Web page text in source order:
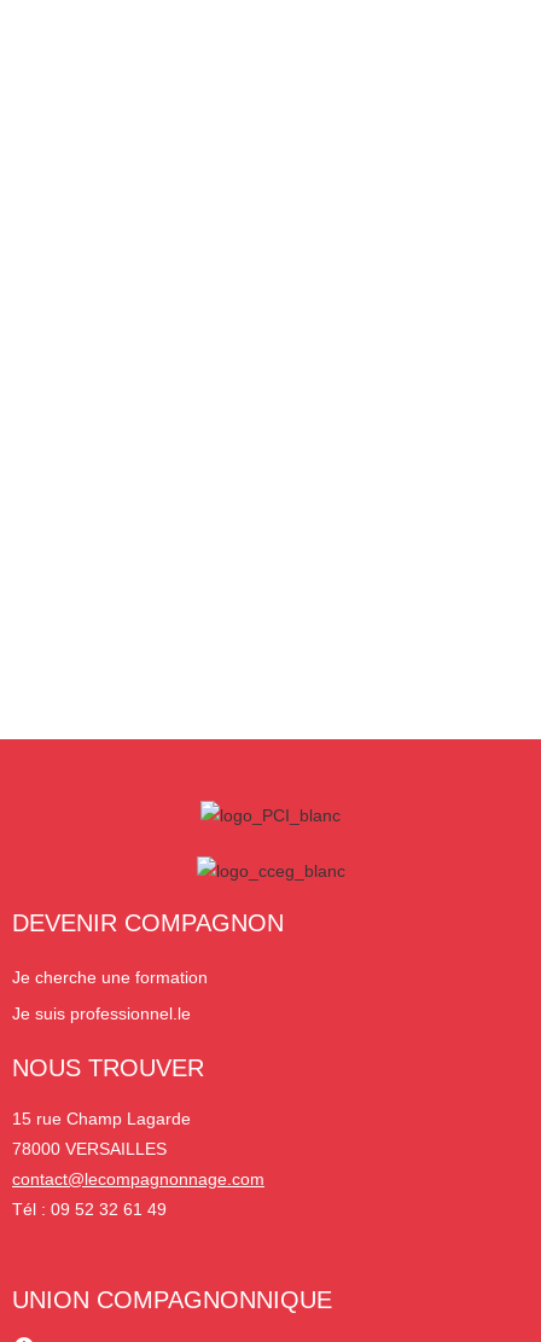
DEVENIR COMPAGNON
Je cherche une formation
Je suis professionnel.le
NOUS TROUVER
15 rue Champ Lagarde
78000 VERSAILLES
contact@lecompagnonnage.com
Tél : 09 52 32 61 49
UNION COMPAGNONNIQUE